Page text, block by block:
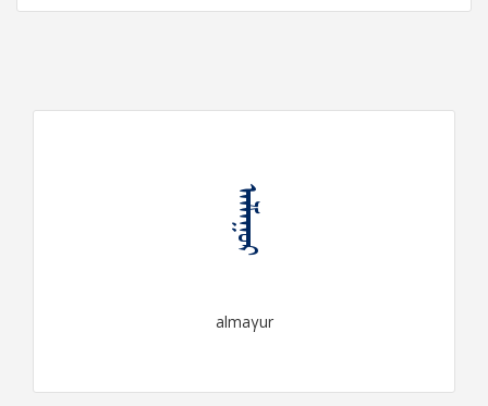
ᠠᠯᠮᠠᠭᠤᠷ
almaγur